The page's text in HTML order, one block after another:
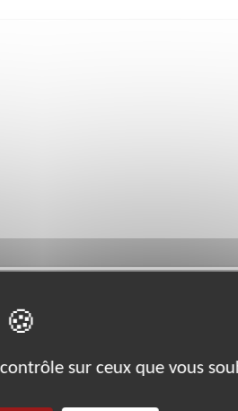
:
33 41
sur ceux que vous